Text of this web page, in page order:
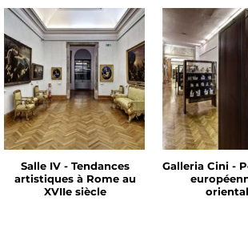
Salle IV - Tendances
artistiques à Rome au
XVIIe siècle
Galleria Cini -